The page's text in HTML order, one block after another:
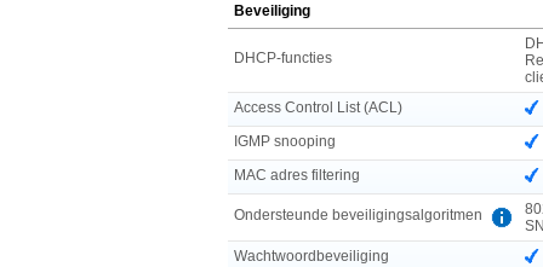
Beveiliging
DHCP-functies
Access Control List (ACL)
IGMP snooping
MAC adres filtering
Ondersteunde beveiligingsalgoritmen
Wachtwoordbeveiliging